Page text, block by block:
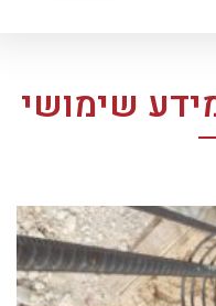
שימושי